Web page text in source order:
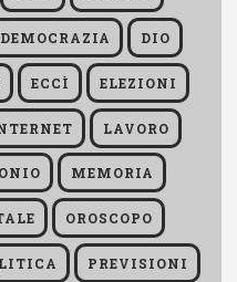
DEMOCRAZIA DIO
ECCÌ ELEZIONI
LAVORO
MEMORIA
OROSCOPO
PREVISIONI